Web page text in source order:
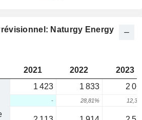
Naturgy Energy
2021 2022
2023
1 423 1 833 2
- 28,81%